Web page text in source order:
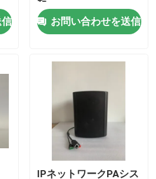
お問い合わせを送信
IPネットワークPAシス